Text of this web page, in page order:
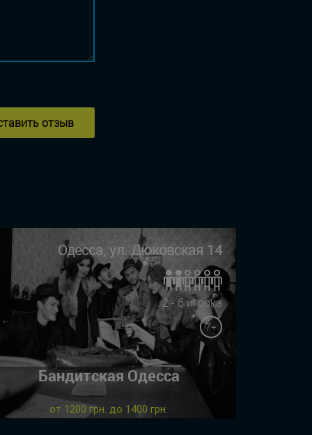
отзыв
Одесса, ул. Дюковская 14
2 - 6 игрока
7+
Бандитская Одесса
от 1200 грн. до 1400 грн.